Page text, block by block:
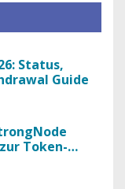
Status,
Guide
Token-